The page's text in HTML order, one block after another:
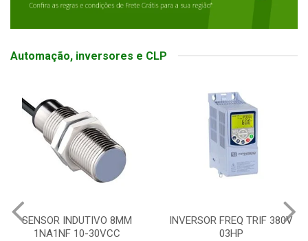
Automação, inversores e CLP
SENSOR INDUTIVO 8MM
1NA1NF 10-30VCC
INVERSOR FREQ TRIF 380V
03HP